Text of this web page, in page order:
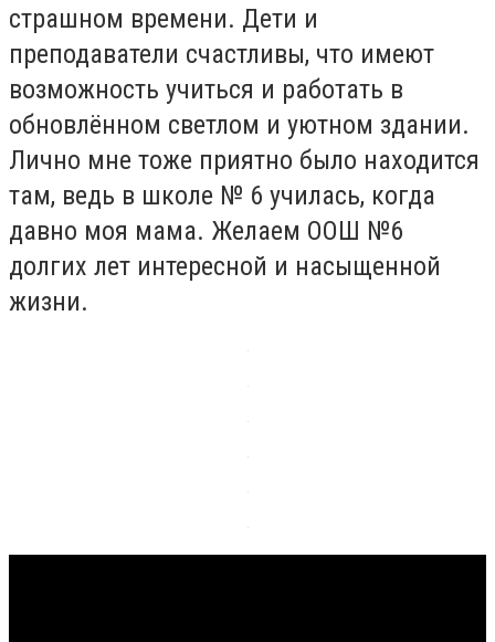
страшном времени. Дети и
преподаватели счастливы, что имеют
возможность учиться и работать в
обновлённом светлом и уютном здании.
Лично мне тоже приятно было находится
там, ведь в школе № 6 училась, когда
давно моя мама. Желаем ООШ №6
долгих лет интересной и насыщенной
жизни.